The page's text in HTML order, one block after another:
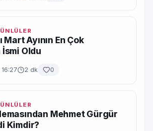
Mart Ayının En Çok
Oldu
2 dk 0
Mehmet Gürgür
Kimdir?